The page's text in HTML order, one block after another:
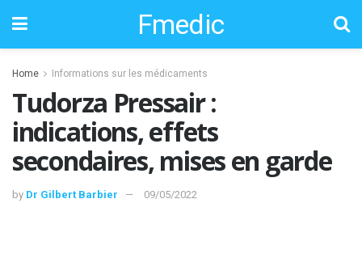
Fmedic
Home Informations sur les médicaments
Tudorza Pressair :
indications, effets
secondaires, mises en garde
by Dr Gilbert Barbier 09/05/2022